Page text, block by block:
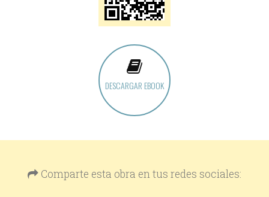
DESCARGAR EBOOK
Comparte esta obra en tus redes sociales: